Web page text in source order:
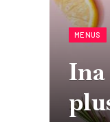
MENUS